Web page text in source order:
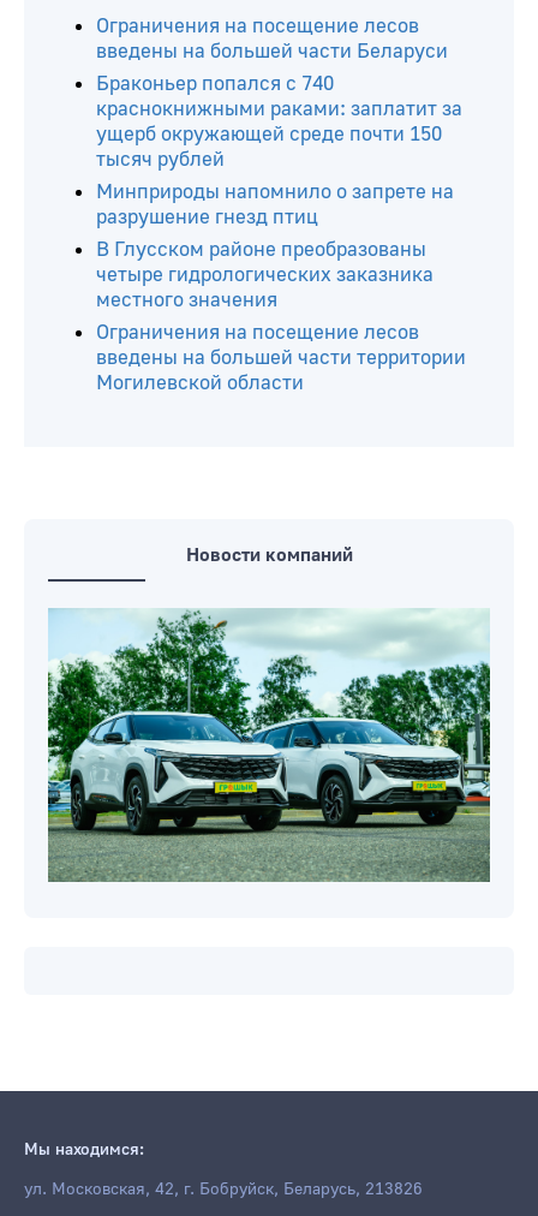
Ограничения на посещение лесов
введены на большей части Беларуси
Браконьер попался с 740
краснокнижными раками: заплатит за
ущерб окружающей среде почти 150
тысяч рублей
Минприроды напомнило о запрете на
разрушение гнезд птиц
В Глусском районе преобразованы
четыре гидрологических заказника
местного значения
Ограничения на посещение лесов
введены на большей части территории
Могилевской области
Новости компаний
Мы находимся:
ул. Московская, 42, г. Бобруйск, Беларусь, 213826